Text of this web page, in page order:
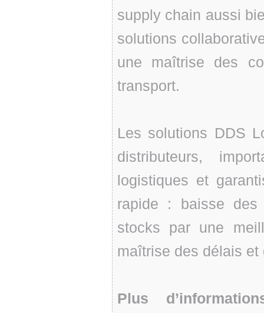
supply chain aussi
solutions
une maîtrise des
transport.
Les solutions DDS
distributeurs,
logistiques et
rapide : baisse des
stocks par une
maîtrise des délais
Plus